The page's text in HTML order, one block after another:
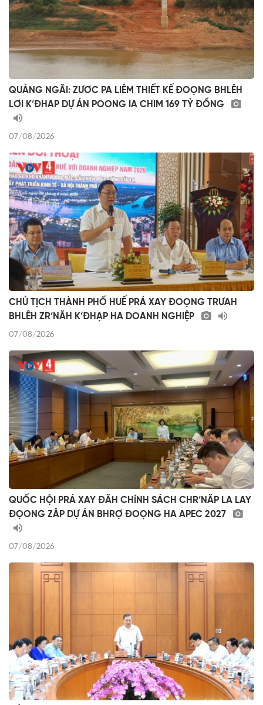
QUẢNG NGÃI: ZƯƠC PA LIÊM THIẾT KẾ ĐOỌNG BHLÊH
LƠI K’ĐHAP DỰ ÁN POONG IA CHIM 169 TỶ ĐỒNG
07/08/2026
CHỦ TỊCH THÀNH PHỐ HUẾ PRÁ XAY ĐOỌNG TRƯAH
BHLÊH ZR’NĂH K’ĐHẠP HA DOANH NGHIỆP
07/08/2026
QUỐC HỘI PRÁ XAY ĐĂH CHÍNH SÁCH CHR’NĂP LA LAY
ĐỌONG ZÂP DỰ ÁN BHRỢ ĐOỌNG HA APEC 2027
07/08/2026